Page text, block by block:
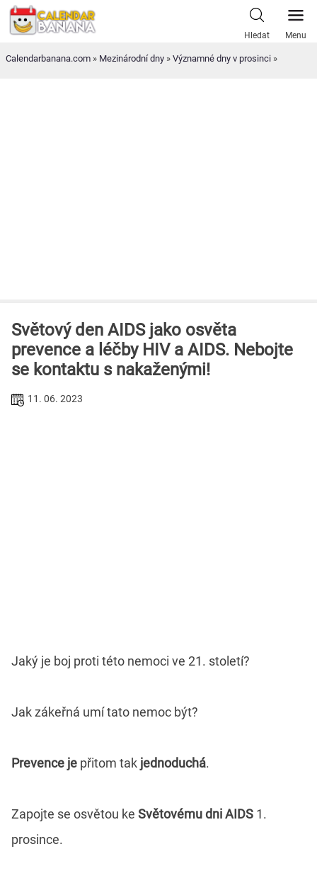
Skip
Hledat Menu
Calendarbanana.com » Mezinárodní dny » Významné dny v prosinci »
Světový den AIDS jako osvěta
prevence a léčby HIV a AIDS. Nebojte
se kontaktu s nakaženými!
11. 06. 2023
Jaký je boj proti této nemoci ve 21. století?
Jak zákeřná umí tato nemoc být?
Prevence je přitom tak jednoduchá.
Zapojte se osvětou ke Světovému dni AIDS 1.
prosince.